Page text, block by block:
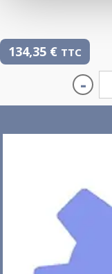
134,35 € TTC
-